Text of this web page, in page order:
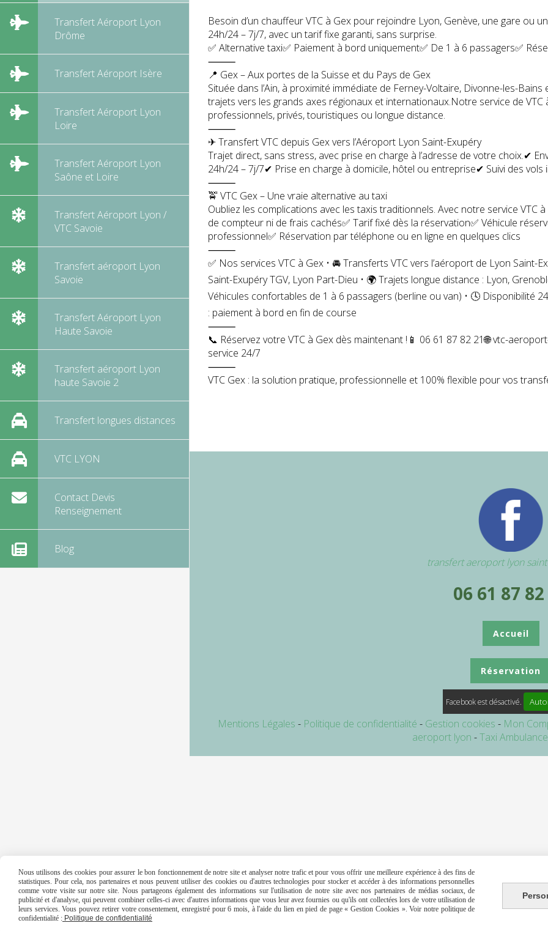
Transfert Aéroport Lyon
Drôme
Transfert Aéroport Isère
Transfert Aéroport Lyon
Loire
Transfert Aéroport Lyon
Saône et Loire
Transfert Aéroport Lyon /
VTC Savoie
Transfert aéroport Lyon
Savoie
Transfert Aéroport Lyon
Haute Savoie
Transfert aéroport Lyon
haute Savoie 2
Transfert longues distances
VTC LYON
Contact Devis
Renseignement
Blog
Besoin d’un chauffeur VTC à Gex pour rejoindre Lyon, Genève, une gare ou
24h/24 – 7j/7, avec un tarif fixe garanti, sans surprise.
✅ Alternative taxi✅ Paiement à bord uniquement✅ De 1 à 6 passagers✅
⸻
📍 Gex – Aux portes de la Suisse et du Pays de Gex
Située dans l’Ain, à proximité immédiate de Ferney-Voltaire, Divonne-les-
trajets vers les grands axes régionaux et internationaux.Notre service de VTC
professionnels, privés, touristiques ou longue distance.
⸻
✈ Transfert VTC depuis Gex vers l’Aéroport Lyon Saint-Exupéry
Trajet direct, sans stress, avec prise en charge à l’adresse de votre choix.✔
24h/24 – 7j/7✔ Prise en charge à domicile, hôtel ou entreprise✔ Suivi des
⸻
🚖 VTC Gex – Une vraie alternative au taxi
Oubliez les complications avec les taxis traditionnels. Avec notre service VTC
de compteur ni de frais cachés✅ Tarif fixé dès la réservation✅ Véhicule
professionnel✅ Réservation par téléphone ou en ligne en quelques clics
⸻
✅ Nos services VTC à Gex • 🚘 Transferts VTC vers l’aéroport de Lyon Saint-
Saint-Exupéry TGV, Lyon Part-Dieu • 🌍 Trajets longue distance : Lyon,
Véhicules confortables de 1 à 6 passagers (berline ou van) • 🕓 Disponibilité
: paiement à bord en fin de course
⸻
📞 Réservez votre VTC à Gex dès maintenant !📱 06 61 87 82 21🌐 vtc-
service 24/7
⸻
VTC Gex : la solution pratique, professionnelle et 100% flexible pour vos
transfert aeroport lyon
06 61 87 82
Accueil
Réservation
Facebook est désactivé.
Mentions Légales Politique de confidentialité Gestion cookies Mon
aeroport lyon
Taxi Ambulance
Nous utilisons des cookies pour assurer le bon fonctionnement de notre site et analyser notre trafic et pour vous offrir une meilleure expérience à des fins de
statistiques. Pour cela, nos partenaires et nous peuvent utiliser des cookies ou d'autres technologies pour stocker et accéder à des informations personnelles
comme votre visite sur notre site. Nous partageons également des informations sur l'utilisation de notre site avec nos partenaires de médias sociaux, de
publicité et d'analyse, qui peuvent combiner celles-ci avec d'autres informations que vous leur avez fournies ou qu'ils ont collectées lors de votre utilisation de
leurs services. Vous pouvez retirer votre consentement, enregistré pour 6 mois, à l'aide du lien en pied de page « Gestion Cookies ». Voir notre politique de
confidentialité : Politique de confidentialité